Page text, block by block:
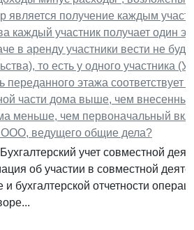
является получение каждым
каждый участник получает один
в аренду участники вести не
то есть у одного
переданного этажа соответствует
части дома выше, чем
меньше, чем первоначальный
ООО, ведущего общие дела?
Бухгалтерский учет совместной
об участии в совместной
и бухгалтерской отчетности